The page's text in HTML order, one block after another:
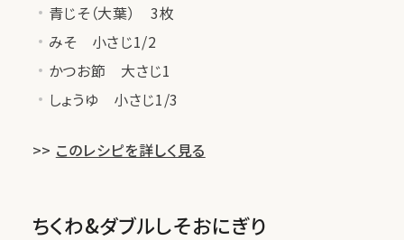
青じそ（大葉） 3枚
みそ 小さじ1/2
かつお節 大さじ1
しょうゆ 小さじ1/3
>> このレシピを詳しく見る
ちくわ&ダブルしそおにぎり